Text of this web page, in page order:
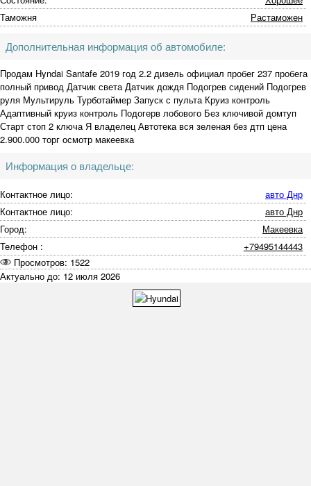
Таможня
Растаможен
Дополнительная информация об автомобиле:
Продам Hyndai Santafe 2019 год 2.2 дизель официал пробег 237 пробега
полный привод Датчик света Датчик дождя Подогрев сидений Подогрев
руля Мультируль Турботаймер Запуск с пульта Круиз контроль
Адаптивный круиз контроль Подогерв лобового Без ключивой домтуп
Старт стоп 2 ключа Я владелец Автотека вся зеленая без дтп цена
2.900.000 торг осмотр макеевка
Информация о владельце:
Контактное лицо:
авто Днр
Контактное лицо:
авто Днр
Город:
Макеевка
Телефон :
+79495144443
Просмотров: 1522
Актуально до: 12 июля 2026